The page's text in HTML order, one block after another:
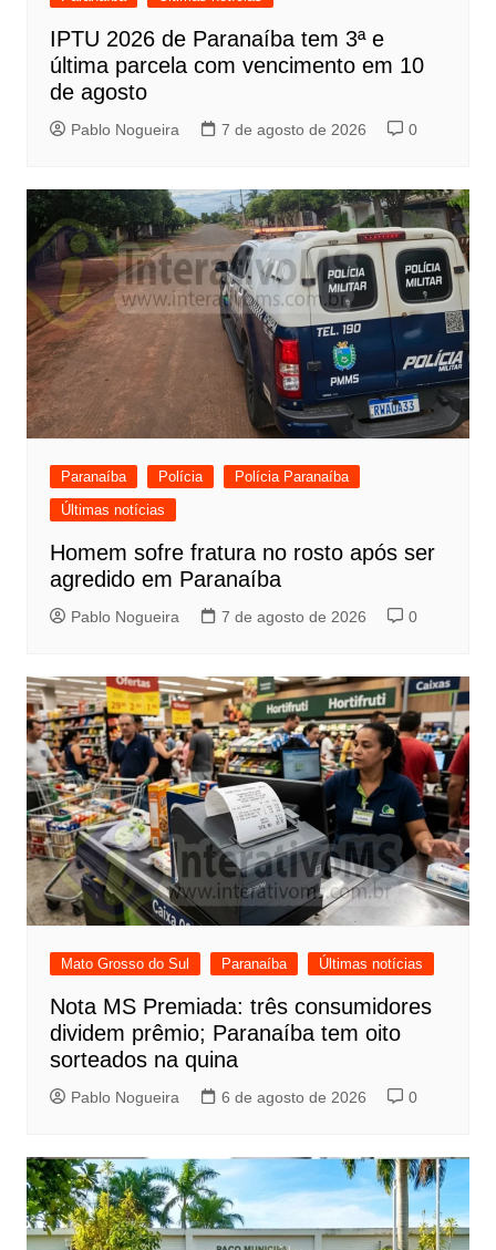
IPTU 2026 de Paranaíba tem 3ª e
última parcela com vencimento em 10
de agosto
Pablo Nogueira 7 de agosto de 2026 0
Paranaíba Polícia
Polícia Paranaíba
Últimas notícias
Homem sofre fratura no rosto após ser
agredido em Paranaíba
Pablo Nogueira 7 de agosto de 2026 0
Mato Grosso do Sul Paranaíba Últimas notícias
Nota MS Premiada: três consumidores
dividem prêmio; Paranaíba tem oito
sorteados na quina
Pablo Nogueira 6 de agosto de 2026 0